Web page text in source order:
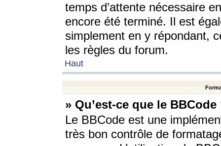
temps d’attente nécessaire
encore été terminé. Il est
simplement en y répondant,
les règles du forum.
Haut
» Qu’est-ce que le BBCode
Le BBCode est une
très bon contrôle de